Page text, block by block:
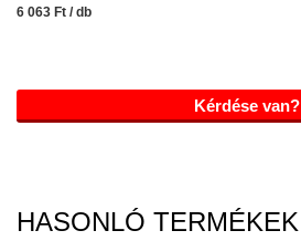
6 063 Ft / db
Kérdése van?
HASONLÓ TERMÉKEK